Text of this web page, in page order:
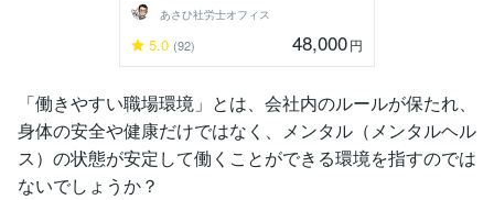
あさひ社労士オフィス
5.0 (92) 48,000円
「働きやすい職場環境」とは、会社内のルールが保たれ、
身体の安全や健康だけではなく、メンタル（メンタルヘル
ス）の状態が安定して働くことができる環境を指すのでは
ないでしょうか？